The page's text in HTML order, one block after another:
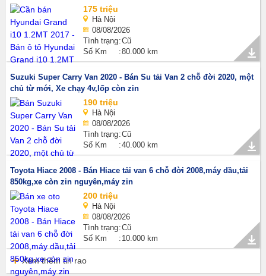
175 triệu
Hà Nội
08/08/2026
Tình trạng Cũ
Số Km
80.000 km
Suzuki Super Carry Van 2020 - Bán Su tải Van 2 chỗ đời 2020, một
chủ từ mới, Xe chạy 4v,lốp còn zin
190 triệu
Hà Nội
08/08/2026
Tình trạng Cũ
Số Km
40.000 km
Toyota Hiace 2008 - Bán Hiace tải van 6 chỗ đời 2008,máy dầu,tải
850kg,xe còn zin nguyên,máy zin
200 triệu
Hà Nội
08/08/2026
Tình trạng Cũ
Số Km
10.000 km
Xem thêm tin rao